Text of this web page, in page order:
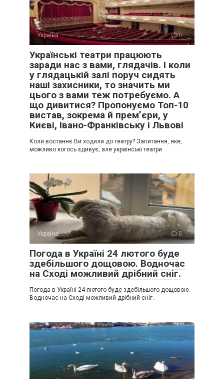
Україна 0
Українські театри працюють
заради нас з вами, глядачів. І коли
у глядацькій залі поруч сидять
наші захисники, то значить ми
цього з вами теж потребуємо. А
що дивитися? Пропонуємо Топ-10
вистав, зокрема й прем’єри, у
Києві, Івано-Франківську і Львові
Коли востаннє Ви ходили до театру? Запитання, яке,
можливо когось здивує, але українські театри
Україна 0
Погода в Україні 24 лютого буде
здебільшого дощовою. Водночас
на Сході можливий дрібний сніг.
Погода в Україні 24 лютого буде здебільшого дощовою.
Водночас на Сході можливий дрібний сніг.